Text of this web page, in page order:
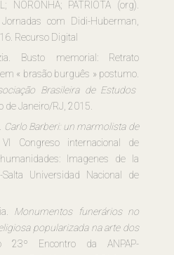
NORONHA; PATRIOTA (org).
com Didi-Huberman,
Recurso Digital
Busto memorial: Retrato
« brasão burguês » postumo.
Brasileira de Estudos
de Janeiro/RJ, 2015.
Carlo Barberi: un marmolista de
Congreso internacional de
Imagenes de la
Universidad Nacional de
Monumentos funerários no
popularizada na arte dos
Encontro da ANPAP-